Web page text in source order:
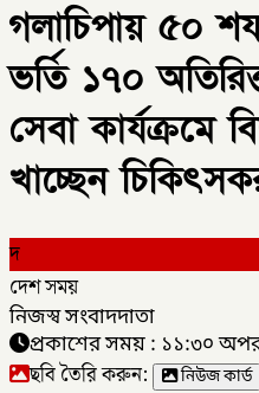
গলাচিপায় ৫০
ভর্তি ১৭০
সেবা কার্যক্রমে
খাচ্ছেন
দ
দেশ সময়
নিজস্ব সংবাদদাতা
প্রকাশের সময় : ১১:৩০
ছবি তৈরি করুন: নিউজ কার্ড